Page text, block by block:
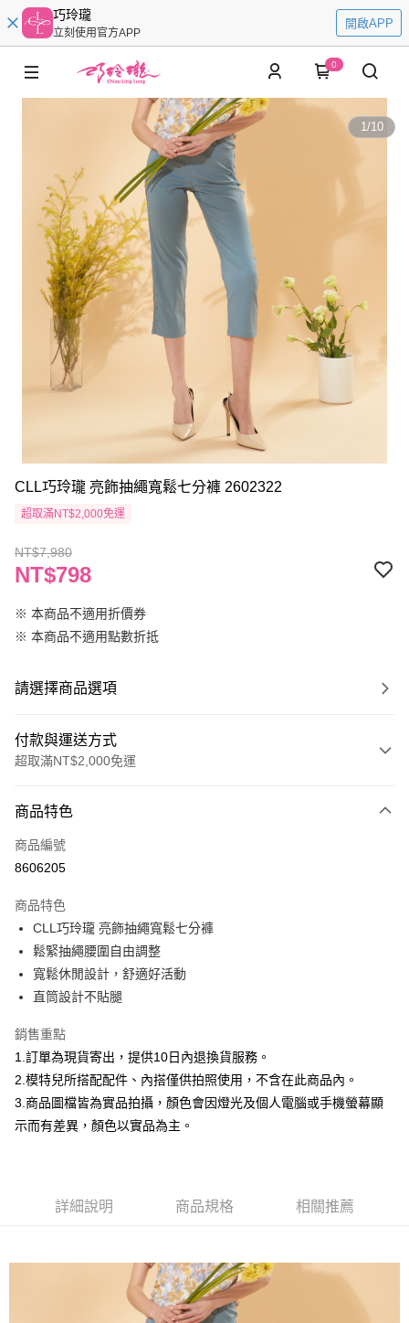
巧玲瓏
立刻使用官方APP
開啟APP
0
1/10
CLL巧玲瓏 亮飾抽繩寬鬆七分褲 2602322
超取滿NT$2,000免運
NT$7,980
NT$798
※ 本商品不適用折價券
※ 本商品不適用點數折抵
請選擇商品選項
付款與運送方式
超取滿NT$2,000免運
信用卡一次付款
信用卡分期付款
合作金庫商業銀行
華南商業銀行
上海商業儲蓄銀行
國泰世華商業銀行
臺灣中小企業銀行
聯邦商業銀行
元大商業銀行
永豐商業銀行
台新國際商業銀行
中國信託商業銀行
台灣樂天信用卡公司
超商取貨付款
LINE Pay
Apple Pay
悠遊付
Google Pay
大哥付你分期
2.付款方式選擇「大哥付你分期」，訂單成立後會自動跳轉到大哥付的交易
流程，驗證手機門號後，選擇欲分期的期數、繳款截止日，確認付款後即完
4.訂單成立30分鐘內，如未前往確認交易或遇審核未通過，訂單將自動取
消。如遇「轉專審核」未通過狀況，表示未達大哥付你分期系統評分，恕無
相關說明
１．簡單：不需註冊會員、不需綁卡、不需儲值。
２．便利：只要手機號碼，簡訊認證，即可結帳。
３．安心：先確認商品／服務後，再付款。
商品特色
商品編號
8606205
商品特色
CLL巧玲瓏 亮飾抽繩寬鬆七分褲
鬆緊抽繩腰圍自由調整
寬鬆休閒設計，舒適好活動
直筒設計不貼腿
銷售重點
1.訂單為現貨寄出，提供10日內退換貨服務。
2.模特兒所搭配配件、內搭僅供拍照使用，不含在此商品內。
3.商品圖檔皆為實品拍攝，顏色會因燈光及個人電腦或手機螢幕顯
示而有差異，顏色以實品為主。
詳細說明 商品規格 相關推薦